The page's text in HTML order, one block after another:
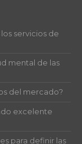
servicios de
mental de las
del mercado?
excelente
para definir las